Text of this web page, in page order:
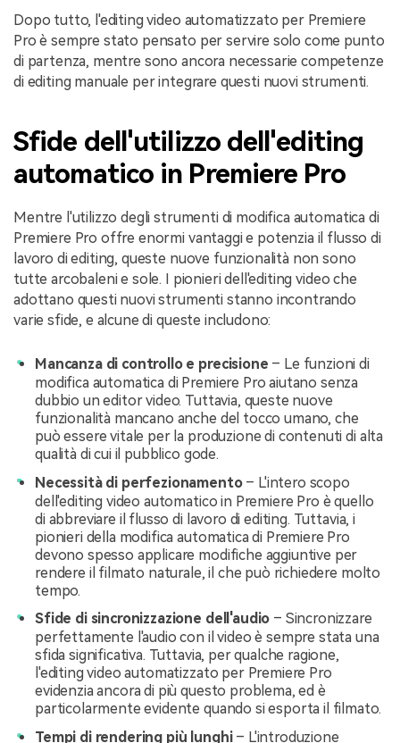
Dopo tutto, l'editing video automatizzato per Premiere
Pro è sempre stato pensato per servire solo come punto
di partenza, mentre sono ancora necessarie competenze
di editing manuale per integrare questi nuovi strumenti.
Sfide dell'utilizzo dell'editing
automatico in Premiere Pro
Mentre l'utilizzo degli strumenti di modifica automatica di
Premiere Pro offre enormi vantaggi e potenzia il flusso di
lavoro di editing, queste nuove funzionalità non sono
tutte arcobaleni e sole. I pionieri dell'editing video che
adottano questi nuovi strumenti stanno incontrando
varie sfide, e alcune di queste includono:
Mancanza di controllo e precisione – Le funzioni di
modifica automatica di Premiere Pro aiutano senza
dubbio un editor video. Tuttavia, queste nuove
funzionalità mancano anche del tocco umano, che
può essere vitale per la produzione di contenuti di alta
qualità di cui il pubblico gode.
Necessità di perfezionamento– L'intero scopo
dell'editing video automatico in Premiere Pro è quello
di abbreviare il flusso di lavoro di editing. Tuttavia, i
pionieri della modifica automatica di Premiere Pro
devono spesso applicare modifiche aggiuntive per
rendere il filmato naturale, il che può richiedere molto
tempo.
Sfide di sincronizzazione dell'audio – Sincronizzare
perfettamente l'audio con il video è sempre stata una
sfida significativa. Tuttavia, per qualche ragione,
l'editing video automatizzato per Premiere Pro
evidenzia ancora di più questo problema, ed è
particolarmente evidente quando si esporta il filmato.
Tempi di rendering più lunghi– L'introduzione